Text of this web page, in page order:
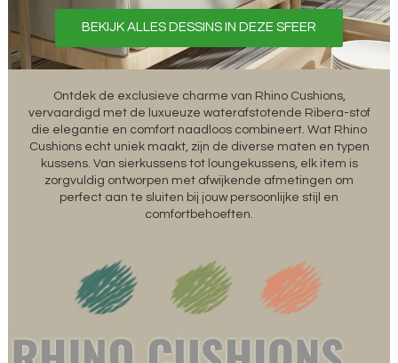
BEKIJK ALLES DESSINS IN DEZE SFEER
Ontdek de exclusieve charme van Rhino Cushions,
vervaardigd met de luxueuze waterafstotende Ribera-stof
die elegantie en comfort naadloos combineert. Wat Rhino
Cushions echt uniek maakt, zijn de diverse maten en typen
kussens. Van sierkussens tot loungekussens, elk item is
zorgvuldig ontworpen met afwijkende afmetingen om
perfect aan te sluiten bij jouw persoonlijke stijl en
comfortbehoeften.